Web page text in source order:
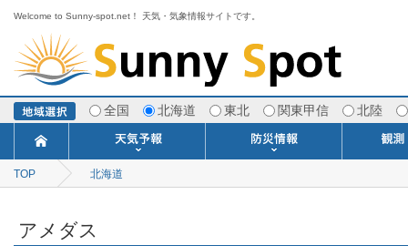
Welcome to Sunny-spot.net！ 天気・気象情報サイトです。
全国 北海道 東北 関東甲信 北陸
分布予報
今日明日の天気
ポイント予報
週間天気予報
1ヶ月予報
3ヶ月予報
寒・暖候期予報
世界の天気
海上予報
TOP 北海道
アメダス